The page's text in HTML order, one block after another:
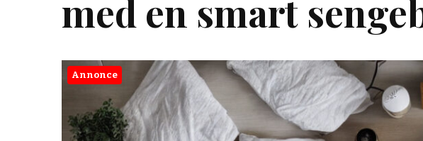
med en smart
Annonce